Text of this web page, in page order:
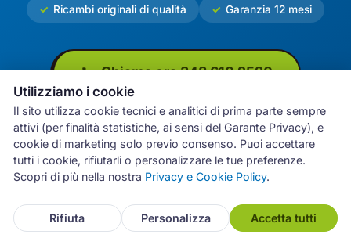
Ricambi originali di qualità Garanzia 12 mesi
Chiama ora 348 610 2520
ArchimedeLivorno
Assistenza Elettrodomestici Multimarche Livorno
Utilizziamo i cookie
Il sito utilizza cookie tecnici e analitici di prima parte sempre
attivi (per finalità statistiche, ai sensi del Garante Privacy), e
cookie di marketing solo previo consenso. Puoi accettare
tutti i cookie, rifiutarli o personalizzare le tue preferenze.
Scopri di più nella nostra Privacy e Cookie Policy.
Rifiuta Personalizza Accetta tutti